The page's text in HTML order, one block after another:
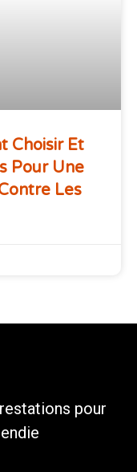
Choisir Et
Pour Une
Les
pour